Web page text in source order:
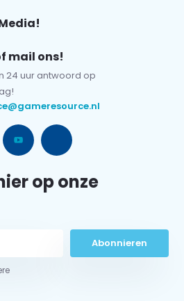
mail ons!
24 uur antwoord op
op onze
Abonnieren